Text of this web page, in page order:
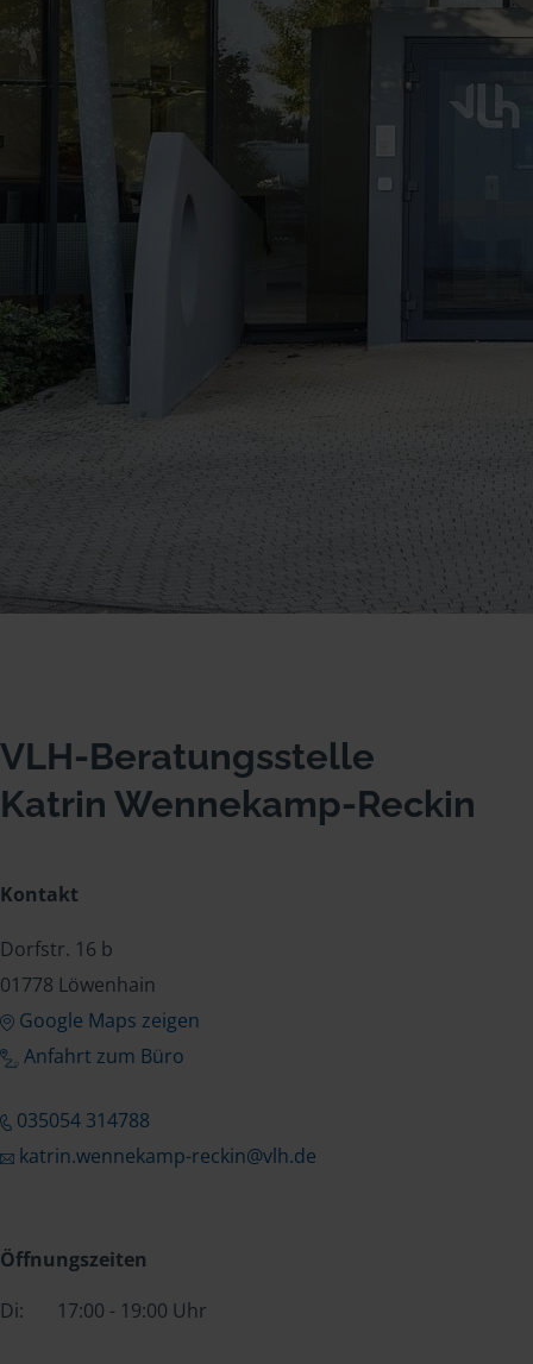
VLH-Beratungsstelle
Katrin Wennekamp-Reckin
Kontakt
Dorfstr. 16 b
01778 Löwenhain
Google Maps zeigen
Anfahrt zum Büro
035054 314788
katrin.wennekamp-reckin@vlh.de
Öffnungszeiten
Di:
17:00 - 19:00 Uhr